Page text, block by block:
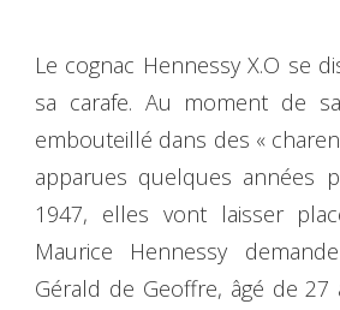
Le cognac Hennessy X.O se
sa carafe. Au moment de
embouteillé dans des «
apparues quelques années
1947, elles vont laisser
Maurice Hennessy
Gérald de Geoffre, âgé de 27